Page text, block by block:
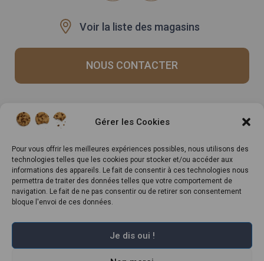
Gérer les Cookies
Pour vous offrir les meilleures expériences possibles, nous utilisons des
technologies telles que les cookies pour stocker et/ou accéder aux
informations des appareils. Le fait de consentir à ces technologies nous
permettra de traiter des données telles que votre comportement de
navigation. Le fait de ne pas consentir ou de retirer son consentement
bloque l'envoi de ces données.
Je dis oui !
Voir la liste des magasins
NOUS CONTACTER
Recrutement
Rappels produits
Inscrivez-vous à notre
newsletter